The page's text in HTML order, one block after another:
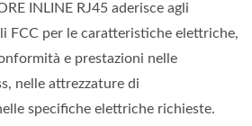
INLINE RJ45 aderisce agli
FCC per le caratteristiche elettriche,
e prestazioni nelle
nelle attrezzature di
specifiche elettriche richieste.